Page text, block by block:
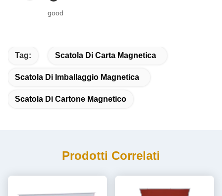
good
Tag: Scatola Di Carta Magnetica
Scatola Di Imballaggio Magnetica
Scatola Di Cartone Magnetico
Prodotti Correlati